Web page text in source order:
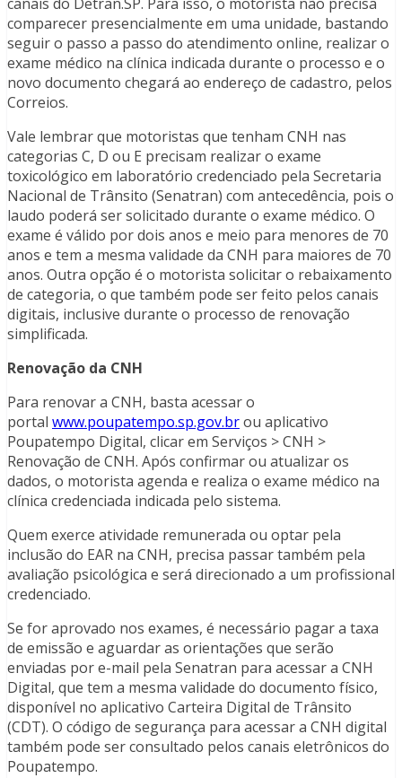
comparecer presencialmente em uma unidade, bastando
seguir o passo a passo do atendimento online, realizar o
exame médico na clínica indicada durante o processo e o
novo documento chegará ao endereço de cadastro, pelos
Correios.
Vale lembrar que motoristas que tenham CNH nas
categorias C, D ou E precisam realizar o exame
toxicológico em laboratório credenciado pela Secretaria
Nacional de Trânsito (Senatran) com antecedência, pois o
laudo poderá ser solicitado durante o exame médico. O
exame é válido por dois anos e meio para menores de 70
anos e tem a mesma validade da CNH para maiores de 70
anos. Outra opção é o motorista solicitar o rebaixamento
de categoria, o que também pode ser feito pelos canais
digitais, inclusive durante o processo de renovação
simplificada.
Renovação da CNH
Para renovar a CNH, basta acessar o
portal www.poupatempo.sp.gov.brou aplicativo
Poupatempo Digital, clicar em Serviços > CNH >
Renovação de CNH. Após confirmar ou atualizar os
dados, o motorista agenda e realiza o exame médico na
clínica credenciada indicada pelo sistema.
Quem exerce atividade remunerada ou optar pela
inclusão do EAR na CNH, precisa passar também pela
avaliação psicológica e será direcionado a um profissional
credenciado.
Se for aprovado nos exames, é necessário pagar a taxa
de emissão e aguardar as orientações que serão
enviadas por e-mail pela Senatran para acessar a CNH
Digital, que tem a mesma validade do documento físico,
disponível no aplicativo Carteira Digital de Trânsito
(CDT). O código de segurança para acessar a CNH digital
também pode ser consultado pelos canais eletrônicos do
Poupatempo.